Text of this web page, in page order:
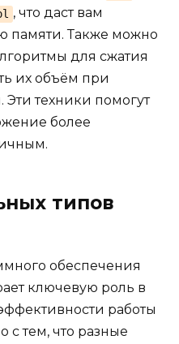
, что даст вам
памяти. Также можно
для сжатия
их объём при
техники помогут
более
типов
обеспечения
ключевую роль в
работы
с тем, что разные